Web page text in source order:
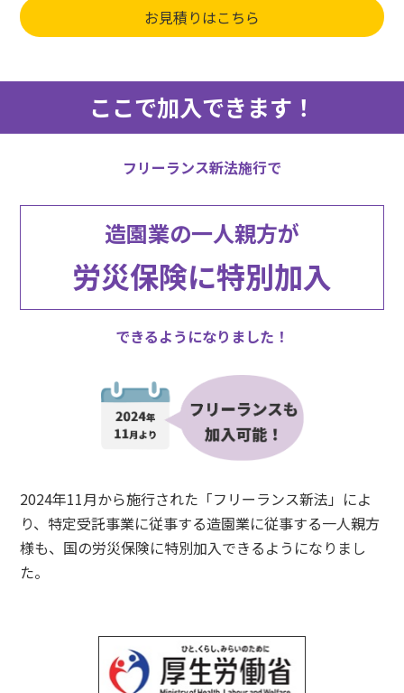
お見積りはこちら
ここで加入できます！
フリーランス新法施行で
造園業の一人親方が
労災保険に特別加入
できるようになりました！
2024年11月から施行された「フリーランス新法」によ
り、特定受託事業に従事する造園業に従事する一人親方
様も、国の労災保険に特別加入できるようになりまし
た。